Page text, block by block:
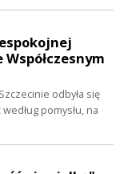
odbyła się
pomysłu, na